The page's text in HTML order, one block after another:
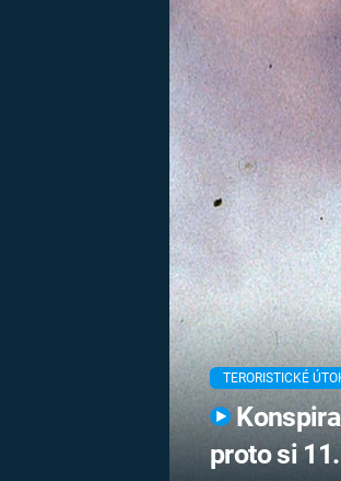
světová válka
PRVNÍ SVĚTOVÁ
TERORISTICKÉ
proto si